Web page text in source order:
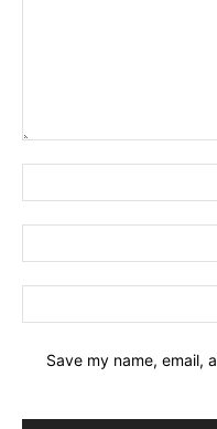
Save my name, email,